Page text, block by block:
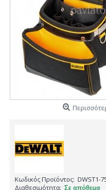
Κωδικός Προϊόντος: DWST1-
Διαθεσιμότητα: Σε απόθεμα